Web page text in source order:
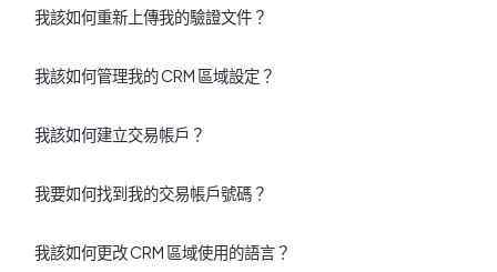
我該如何重新上傳我的驗證文件？
我該如何管理我的 CRM 區域設定？
我該如何建立交易帳戶？
我要如何找到我的交易帳戶號碼？
我該如何更改 CRM 區域使用的語言？